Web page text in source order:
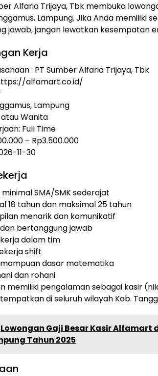
Alfaria Trijaya, Tbk membuka
Lampung. Jika Anda memiliki
jawab, jangan lewatkan kesempatan
Kerja
: PT Sumber Alfaria Trijaya, Tbk
alfamart.co.id/
Lampung
atau Wanita
Full Time
– Rp3.500.000
11-30
SMA/SMK sederajat
18 tahun dan maksimal 25 tahun
menarik dan komunikatif
bertanggung jawab
dalam tim
shift
dasar matematika
dan rohani
memiliki pengalaman sebagai kasir
di seluruh wilayah Kab.
Lowongan Gaji Besar Kasir Alfamart
Tahun 2025